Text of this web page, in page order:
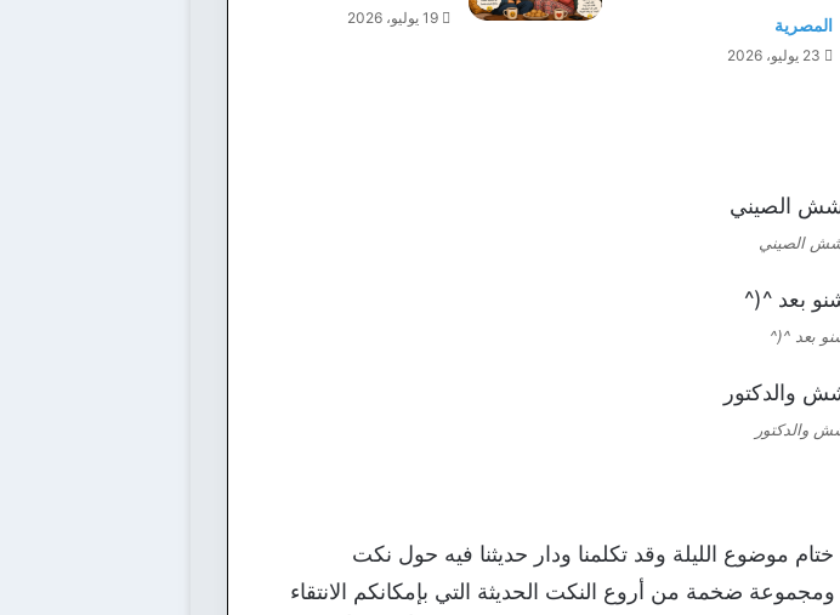
المصرية
23 يوليو، 2026
19 يوليو، 2026
الصيني
بعد ^(^
والدكتور
ختام موضوع الليلة وقد تكلمنا ودار حديثنا فيه حول نكت
ضخمة من أروع النكت الحديثة التي بإمكانكم الانتقاء